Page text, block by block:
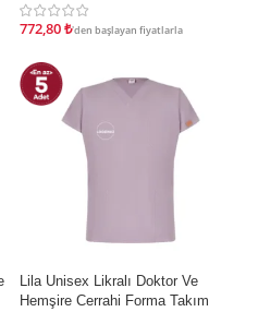
772,80₺'den başlayan fiyatlarla
İndirim
Lila Unisex Likralı Doktor Ve
Hemşire Cerrahi Forma Takım